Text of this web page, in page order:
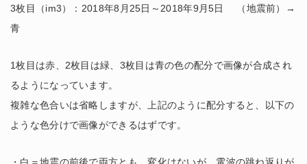
3枚目（im3）：2018年8月25日～2018年9月5日 （地震前）→
青
1枚目は赤、2枚目は緑、3枚目は青の色の配分で画像が合成され
るようになっています。
複雑な色合いは省略しますが、上記のように配分すると、以下の
ような色分けで画像ができるはずです。
・白＝地震の前後で両方とも、変化はないが、電波の跳ね返りが